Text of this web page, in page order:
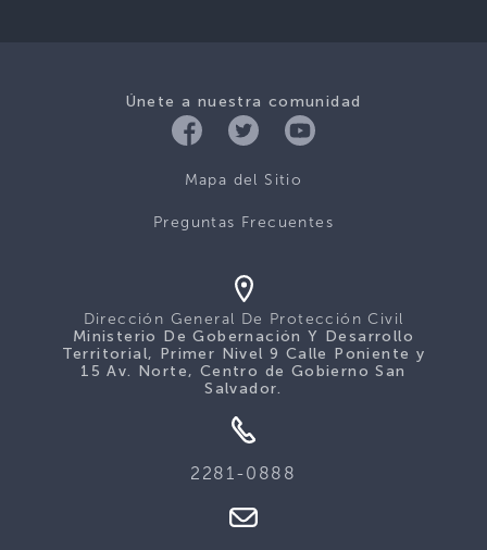
Únete a nuestra comunidad
Mapa del Sitio
Preguntas Frecuentes
Dirección General De Protección Civil
Ministerio De Gobernación Y Desarrollo
Territorial, Primer Nivel 9 Calle Poniente y
15 Av. Norte, Centro de Gobierno San
Salvador.
2281-0888